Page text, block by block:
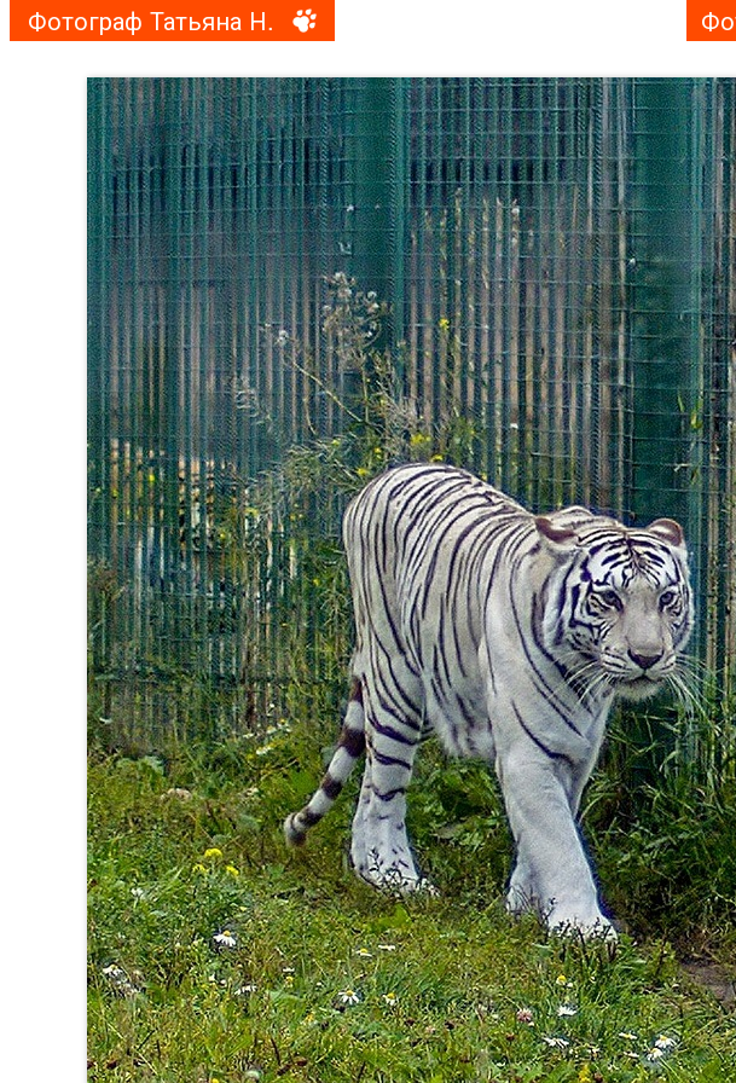
Фотограф Татьяна Н.